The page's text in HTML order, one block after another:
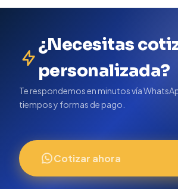
¿Necesitas
personalizada?
Te respondemos en minutos vía
tiempos y formas de pago.
Cotizar ahora